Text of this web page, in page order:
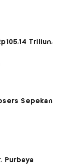
Triliun,
Sepekan
Purbaya